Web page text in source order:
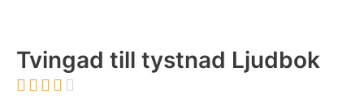
Tvingad till tystnad Ljudbok
    